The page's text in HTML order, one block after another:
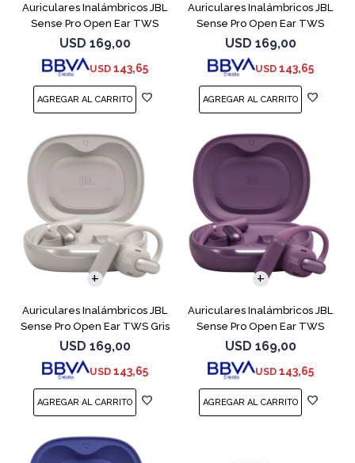
Auriculares Inalámbricos JBL
Sense Pro Open Ear TWS
Blanco
USD 169,00
USD 143,65
Auriculares Inalámbricos JBL
Sense Pro Open Ear TWS
Negro
USD 169,00
USD 143,65
Auriculares Inalámbricos JBL
Sense Pro Open Ear TWS Gris
USD 169,00
USD 143,65
Auriculares Inalámbricos JBL
Sense Pro Open Ear TWS
Purple
USD 169,00
USD 143,65